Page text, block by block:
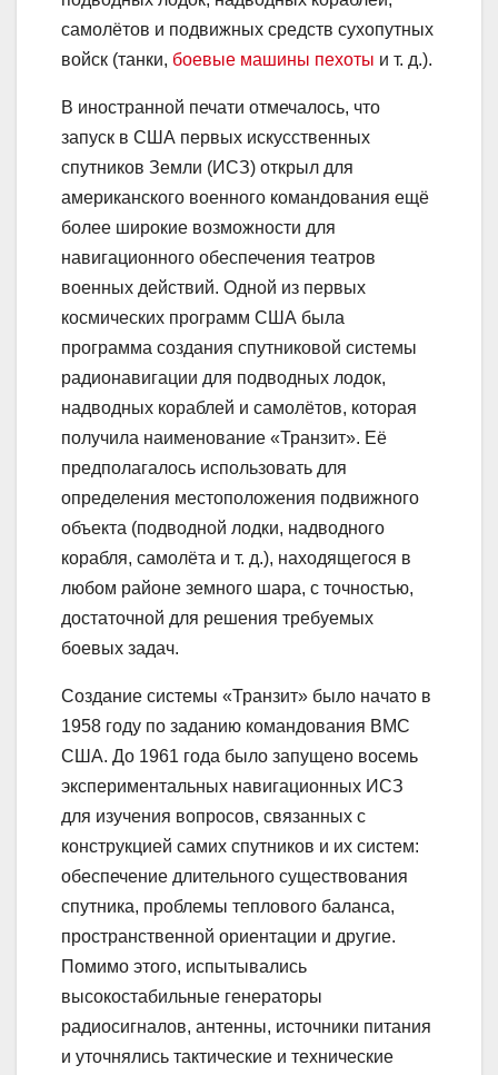
самолётов и подвижных средств сухопутных
войск (танки, боевые машины пехоты и т. д.).
В иностранной печати отмечалось, что
запуск в США первых искусственных
спутников Земли (ИСЗ) открыл для
американского военного командования ещё
более широкие возможности для
навигационного обеспечения театров
военных действий. Одной из первых
космических программ США была
программа создания спутниковой системы
радионавигации для подводных лодок,
надводных кораблей и самолётов, которая
получила наименование «Транзит». Её
предполагалось использовать для
определения местоположения подвижного
объекта (подводной лодки, надводного
корабля, самолёта и т. д.), находящегося в
любом районе земного шара, с точностью,
достаточной для решения требуемых
боевых задач.
Создание системы «Транзит» было начато в
1958 году по заданию командования ВМС
США. До 1961 года было запущено восемь
экспериментальных навигационных ИСЗ
для изучения вопросов, связанных с
конструкцией самих спутников и их систем:
обеспечение длительного существования
спутника, проблемы теплового баланса,
пространственной ориентации и другие.
Помимо этого, испытывались
высокостабильные генераторы
радиосигналов, антенны, источники питания
и уточнялись тактические и технические